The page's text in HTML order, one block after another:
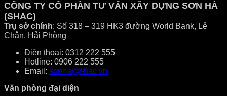
CÔNG TY CỔ PHẦN TƯ VẤN XÂY DỰNG SƠN HÀ
(SHAC)
Trụ sở chính: Số 318 – 319 HK3 đường World Bank, Lê
Chân, Hải Phòng
Điện thoại: 0312 222 555
Hotline: 0906 222 555
Email: sonha@shac.vn
Văn phòng đại diện